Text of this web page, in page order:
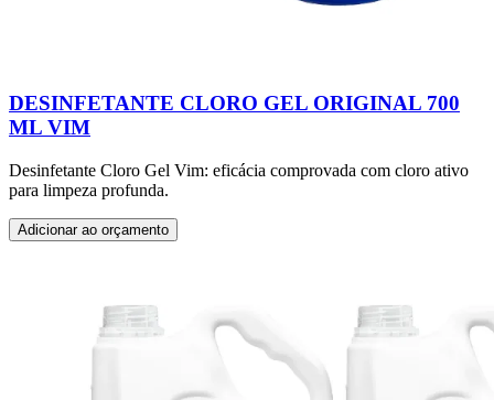
DESINFETANTE CLORO GEL ORIGINAL 700
ML VIM
Desinfetante Cloro Gel Vim: eficácia comprovada com cloro ativo
para limpeza profunda.
Adicionar ao orçamento